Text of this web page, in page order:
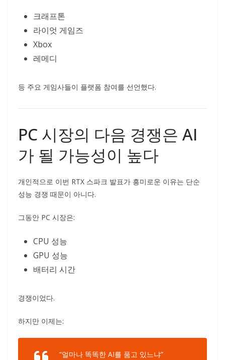
크래프톤
라이엇 게임즈
Xbox
레메디
등 주요 게임사들이 플랫폼 참여를 선언했다.
PC 시장의 다음 경쟁은 AI
가 될 가능성이 높다
개인적으로 이번 RTX 스파크 발표가 흥미로운 이유는 단순
성능 경쟁 때문이 아니다.
그동안 PC 시장은:
CPU 성능
GPU 성능
배터리 시간
경쟁이었다.
하지만 이제는:
“얼마나 똑똑한 AI를 품고 있느냐”